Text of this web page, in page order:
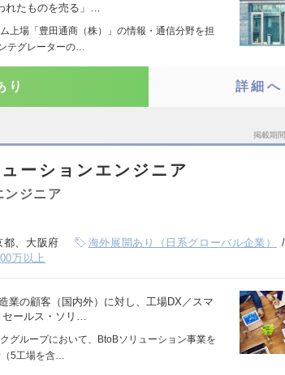
れたものを売る」…
上場「豊田通商（株）」の情報・通信分野を担
テグレーターの…
り 詳細へ
掲載期間
ーションエンジニア
ンジニア
都、大阪府 海外展開あり（日系グローバル企業）
万以上
業の顧客（国内外）に対し、工場DX／スマ
ールス・ソリ…
グループにおいて、BtoBソリューション事業を
5工場を含…